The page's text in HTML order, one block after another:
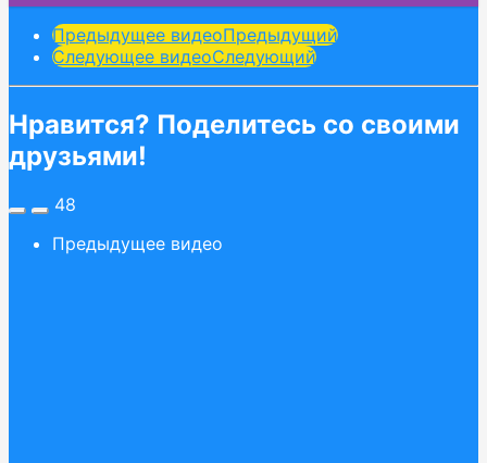
Post
Pagination
Предыдущее видеоПредыдущий
Следующее видеоСледующий
Нравится? Поделитесь со своими
друзьями!
48
Предыдущее видео